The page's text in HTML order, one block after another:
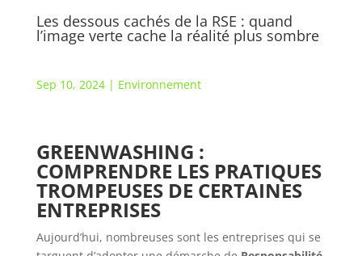
Les dessous cachés de la RSE : quand
l’image verte cache la réalité plus sombre
Sep 10, 2024| Environnement
GREENWASHING :
COMPRENDRE LES PRATIQUES
TROMPEUSES DE CERTAINES
ENTREPRISES
Aujourd’hui, nombreuses sont les entreprises qui se